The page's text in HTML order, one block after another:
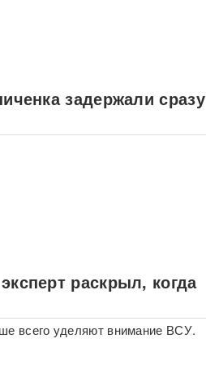
задержали сразу
раскрыл, когда
всего уделяют внимание ВСУ.